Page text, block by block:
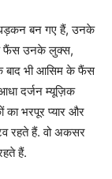
धड़कन बन गए हैं, उनके
फैंस उनके लुक्स,
बाद भी आसिम के फैंस
दर्जन म्यूज़िक
का भरपूर प्यार और
रहते हैं. वो अकसर
हैं.